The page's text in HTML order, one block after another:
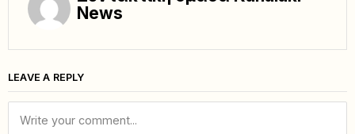
News
LEAVE A REPLY